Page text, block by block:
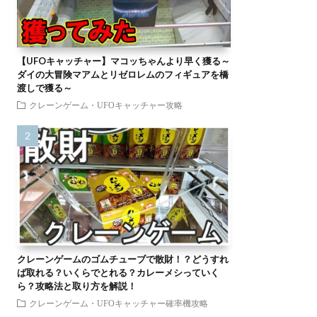
【UFOキャッチャー】マコッちゃんより早く獲る～
ダイの大冒険マアムとリゼロレムのフィギュアを橋
渡しで獲る～
クレーンゲーム・UFOキャッチャー攻略
クレーンゲームのゴムチューブで散財！？どうすれ
ば取れる？いくらでとれる？カレーメシっていく
ら？攻略法と取り方を解説！
クレーンゲーム・UFOキャッチャー確率機攻略